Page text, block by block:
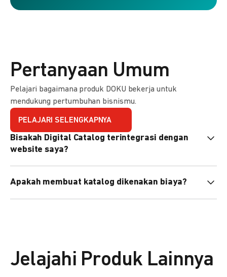
Pertanyaan Umum
Pelajari bagaimana produk DOKU bekerja untuk
mendukung pertumbuhan bisnismu.
PELAJARI SELENGKAPNYA
Bisakah Digital Catalog terintegrasi dengan
website saya?
atau menyematkan QR code di website Anda.
Apakah membuat katalog dikenakan biaya?
Jelajahi Produk Lainnya